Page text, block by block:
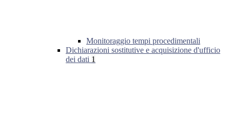
Monitoraggio tempi procedimentali
Dichiarazioni sostitutive e acquisizione d'ufficio
dei dati 1